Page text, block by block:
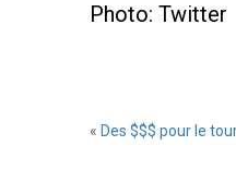
Photo: Twitter
« Des $$$ pour le